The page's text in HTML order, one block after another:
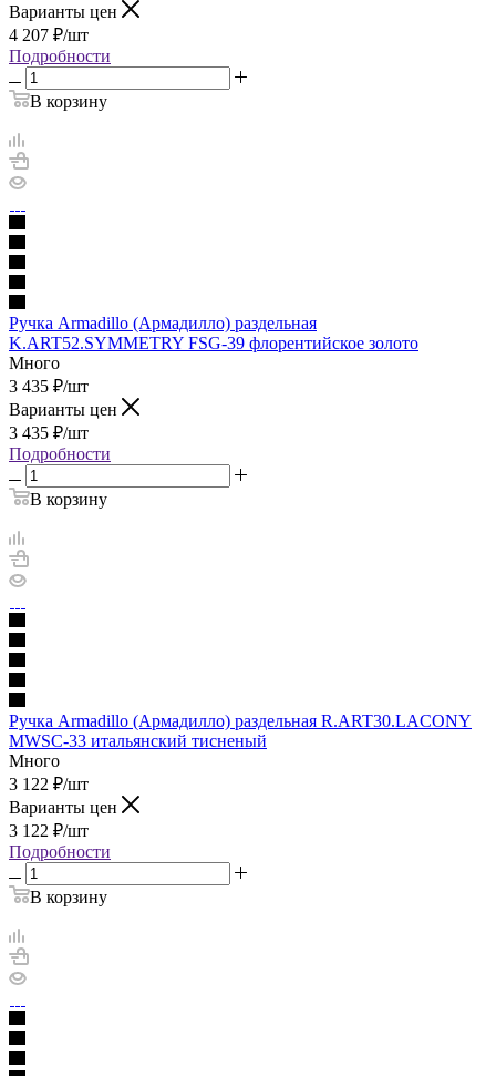
Варианты цен
4 207 ₽/шт
Подробности
В корзину
Ручка Armadillo (Армадилло) раздельная
K.ART52.SYMMETRY FSG-39 флорентийское золото
Много
3 435 ₽/шт
Варианты цен
3 435 ₽/шт
Подробности
В корзину
Ручка Armadillo (Армадилло) раздельная R.ART30.LACONY
MWSC-33 итальянский тисненый
Много
3 122 ₽/шт
Варианты цен
3 122 ₽/шт
Подробности
В корзину